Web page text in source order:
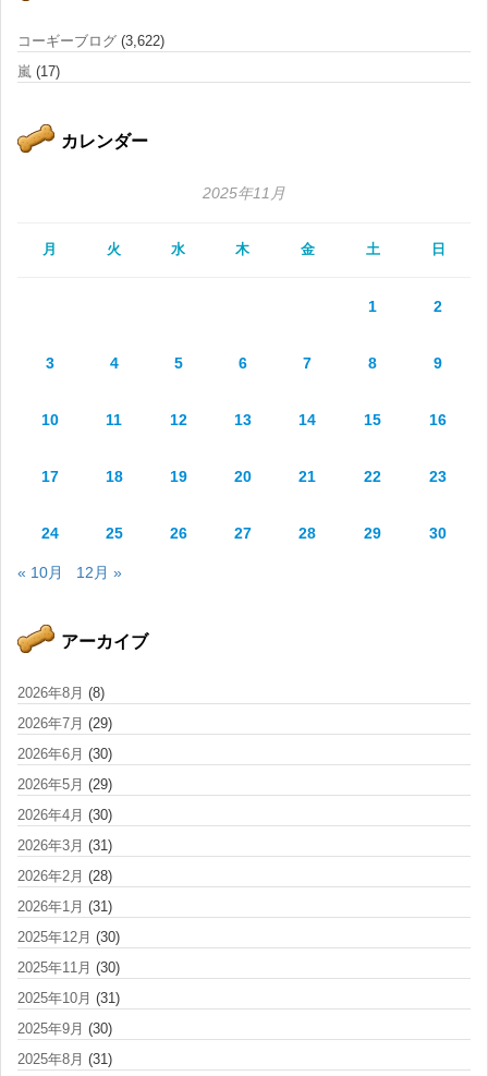
コーギーブログ (3,622)
嵐 (17)
カレンダー
2025年11月
月 火 水 木 金 土 日
1 2
3 4 5 6 7 8 9
10 11 12 13 14 15 16
17 18 19 20 21 22 23
24 25 26 27 28 29 30
« 10月 12月 »
アーカイブ
2026年8月 (8)
2026年7月 (29)
2026年6月 (30)
2026年5月 (29)
2026年4月 (30)
2026年3月 (31)
2026年2月 (28)
2026年1月 (31)
2025年12月 (30)
2025年11月 (30)
2025年10月 (31)
2025年9月 (30)
2025年8月 (31)